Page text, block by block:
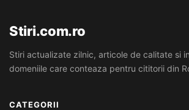
Stiri.com.ro
Stiri actualizate zilnic, articole de calitate si
domeniile care conteaza pentru cititorii din
CATEGORII